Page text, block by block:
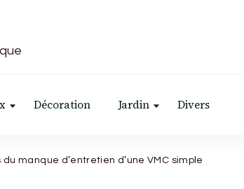
Décoration Jardin Divers
manque d’entretien d’une VMC simple